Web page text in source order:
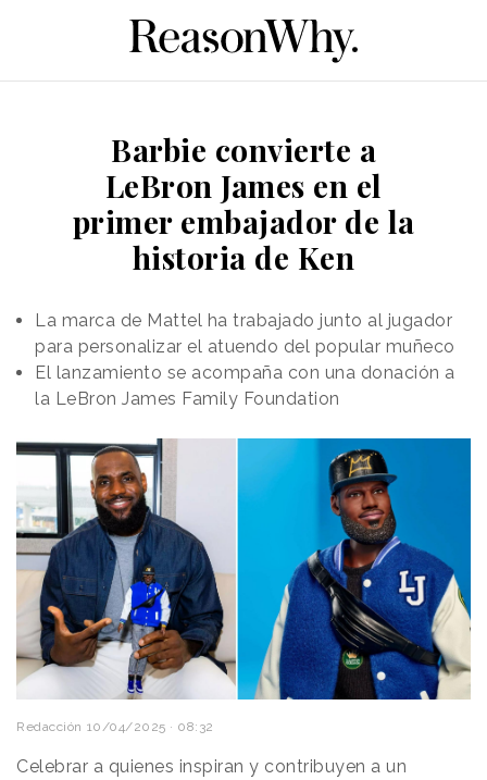
Barbie convierte a
LeBron James en el
primer embajador de la
historia de Ken
La marca de Mattel ha trabajado junto al jugador
para personalizar el atuendo del popular muñeco
El lanzamiento se acompaña con una donación a
la LeBron James Family Foundation
Redacción 10/04/2025 · 08:32
Celebrar a quienes inspiran y contribuyen a un